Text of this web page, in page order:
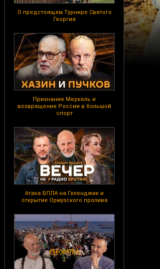
О предстоящем Турнире Святого
Георгия
Признание Меркель и
возвращение России в большой
спорт
Атака БПЛА на Геленджик и
открытие Ормузского пролива